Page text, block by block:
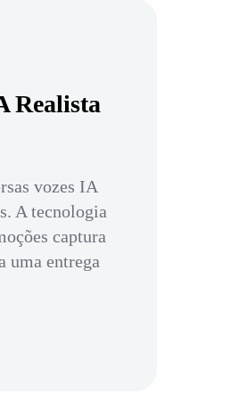
Realista
vozes IA
A tecnologia
captura
uma entrega